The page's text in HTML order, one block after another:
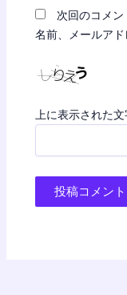
次回のコメ
名前、メールアド
上に表示された